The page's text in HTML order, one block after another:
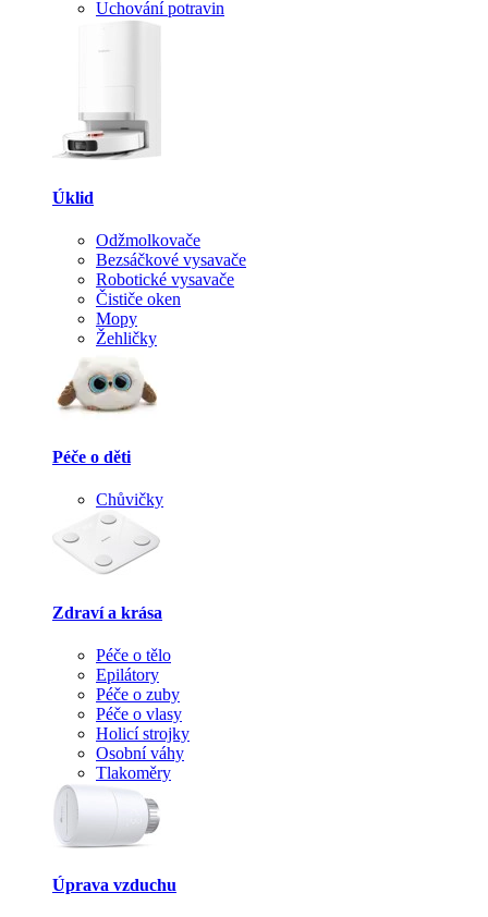
Uchování potravin
Úklid
Odžmolkovače
Bezsáčkové vysavače
Robotické vysavače
Čističe oken
Mopy
Žehličky
Péče o děti
Chůvičky
Zdraví a krása
Péče o tělo
Epilátory
Péče o zuby
Péče o vlasy
Holicí strojky
Osobní váhy
Tlakoměry
Úprava vzduchu